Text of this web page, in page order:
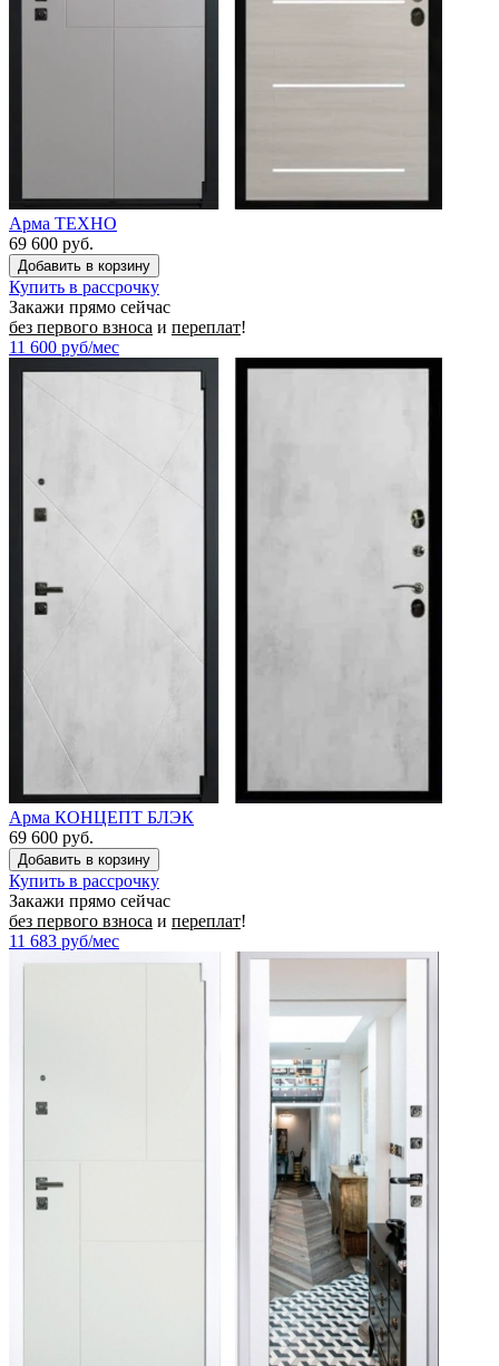
Арма ТЕХНО
69 600 руб.
Купить в рассрочку
Закажи прямо сейчас
без первого взноса и переплат!
11 600 руб/мес
Арма КОНЦЕПТ БЛЭК
69 600 руб.
Купить в рассрочку
Закажи прямо сейчас
без первого взноса и переплат!
11 683 руб/мес